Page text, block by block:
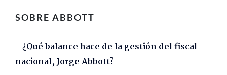
SOBRE ABBOTT
– ¿Qué balance hace de la gestión del fiscal
nacional, Jorge Abbott?